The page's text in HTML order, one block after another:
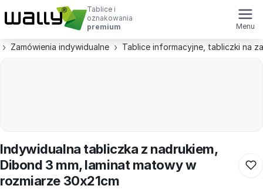
Tablice i
oznakowania
premium
Menu
Zamówienia indywidualne Tablice informacyjne, tabliczki na
Indywidualna tabliczka z nadrukiem,
Dibond 3 mm, laminat matowy w
rozmiarze 30x21cm